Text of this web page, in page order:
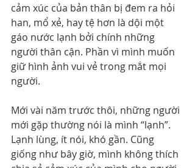
cảm xúc của bản thân bị đem ra hỏi
han, mổ xẻ, hay tệ hơn là dội một
gáo nước lạnh bởi chính những
người thân cận. Phần vì mình muốn
giữ hình ảnh vui vẻ trong mắt mọi
người.
Mới vài năm trước thôi, những người
mới gặp thường nói là mình “lạnh”.
Lạnh lùng, ít nói, khó gần. Cũng
giống như bây giờ, mình không thích